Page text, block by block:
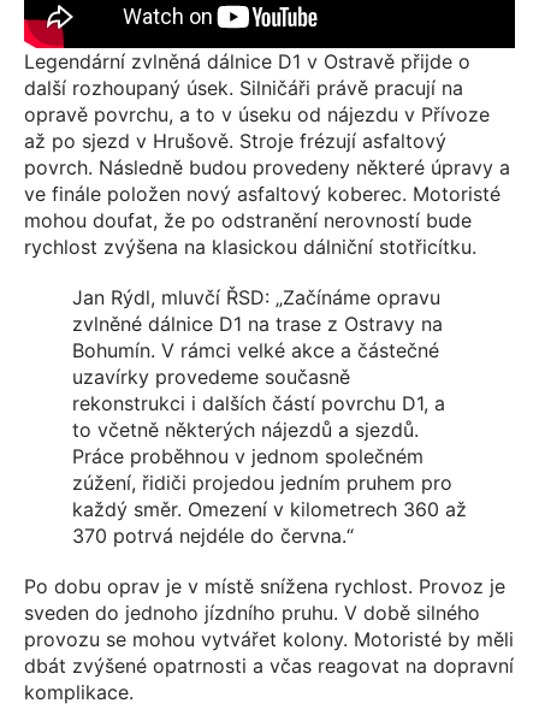
Legendární zvlněná dálnice D1 v Ostravě přijde o
další rozhoupaný úsek. Silničáři právě pracují na
opravě povrchu, a to v úseku od nájezdu v Přívoze
až po sjezd v Hrušově. Stroje frézují asfaltový
povrch. Následně budou provedeny některé úpravy a
ve finále položen nový asfaltový koberec. Motoristé
mohou doufat, že po odstranění nerovností bude
rychlost zvýšena na klasickou dálniční stotřicítku.
Jan Rýdl, mluvčí ŘSD: „Začínáme opravu
zvlněné dálnice D1 na trase z Ostravy na
Bohumín. V rámci velké akce a částečné
uzavírky provedeme současně
rekonstrukci i dalších částí povrchu D1, a
to včetně některých nájezdů a sjezdů.
Práce proběhnou v jednom společném
zúžení, řidiči projedou jedním pruhem pro
každý směr. Omezení v kilometrech 360 až
370 potrvá nejdéle do června.“
Po dobu oprav je v místě snížena rychlost. Provoz je
sveden do jednoho jízdního pruhu. V době silného
provozu se mohou vytvářet kolony. Motoristé by měli
dbát zvýšené opatrnosti a včas reagovat na dopravní
komplikace.